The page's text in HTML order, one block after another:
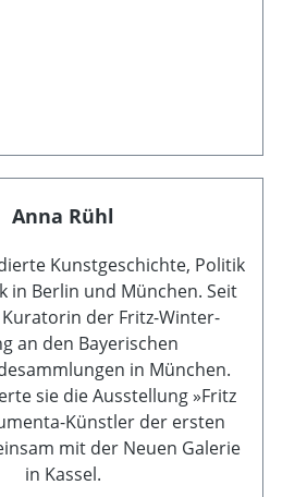
Anna Rühl
Kunstgeschichte, Politik
in Berlin und München. Seit
der Fritz-Winter-
an den Bayerischen
in München.
sie die Ausstellung »Fritz
Künstler der ersten
mit der Neuen Galerie
in Kassel.